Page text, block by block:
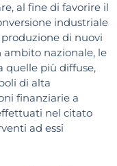
al fine di favorire il
industriale
di nuovi
nazionale, le
quelle più diffuse,
di alta
finanziarie a
nel citato
ad essi